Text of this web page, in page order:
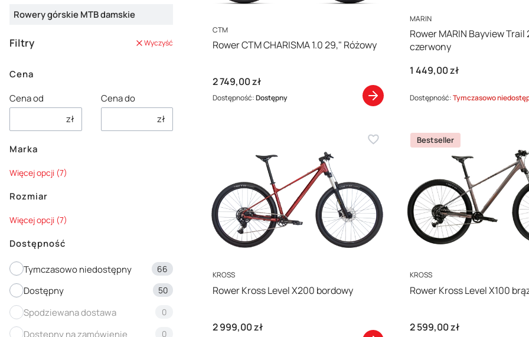
Rowery górskie MTB damskie
Filtry Wyczyść
Cena
Cena od
zł
Cena do
zł
Marka
Marka
Więcej opcji (7)
Rozmiar
Rozmiar
Więcej opcji (7)
Dostępność
Dostępność
Tymczasowo niedostępny 66
Dostępny 50
Spodziewana dostawa 0
Dostępny na zamówienie 0
PRODUCENT
CTM
Rower CTM CHARISMA 1.0 29," Różowy
Cena
2 749,00 zł
Dostępność:Dostępny
PRODUCENT
MARIN
Rower MARIN Bayview Trail
czerwony
Cena
1 449,00 zł
Dostępność:Tymczasowo
PRODUCENT
KROSS
Rower Kross Level X200 bordowy
Cena
2 999,00 zł
Bestseller
PRODUCENT
KROSS
Rower Kross Level X100
Cena
2 599,00 zł